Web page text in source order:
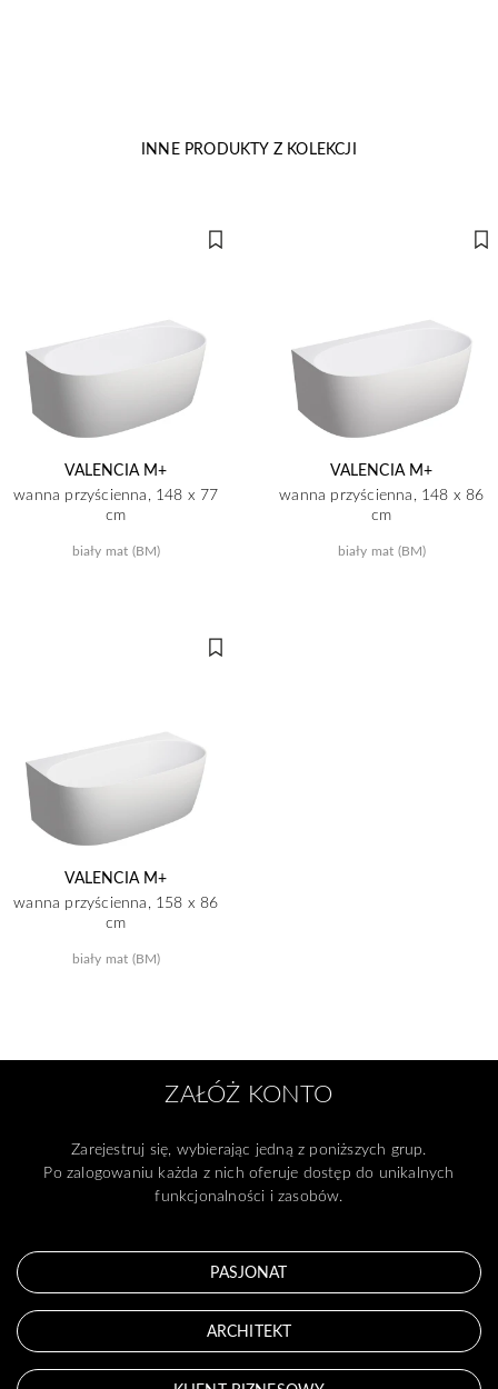
INNE PRODUKTY Z KOLEKCJI
VALENCIA M+
wanna przyścienna, 148 x 77
cm
biały mat (BM)
VALENCIA M+
wanna przyścienna, 148 x 86
cm
biały mat (BM)
VALENCIA M+
wanna przyścienna, 158 x 86
cm
biały mat (BM)
ZAŁÓŻ KONTO
Zarejestruj się, wybierając jedną z poniższych grup.
Po zalogowaniu każda z nich oferuje dostęp do unikalnych
funkcjonalności i zasobów.
PASJONAT
ARCHITEKT